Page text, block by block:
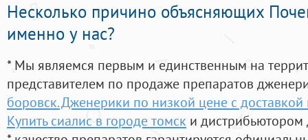
Несколько причино объясняющих
именно у нас?
* Мы являемся первым и единственным на
представителем по продаже препаратов
боровск. Дженерики по низкой цене с доставкой
Купить сиалис в городе томск и дистрибьютором